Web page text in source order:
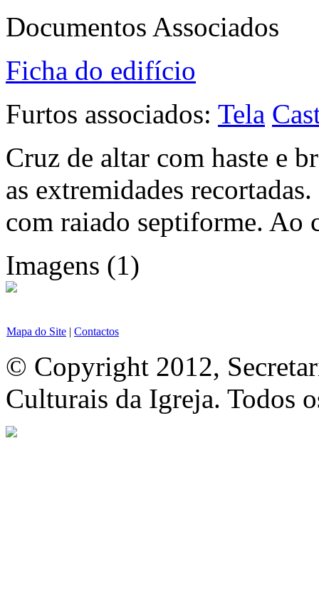
Documentos Associados
Ficha do edifício
Furtos associados: Tela
Cruz de altar com haste e
as extremidades
com raiado septiforme. Ao
Imagens (1)
Mapa do Site | Contactos
© Copyright 2012,
Culturais da Igreja. Todos